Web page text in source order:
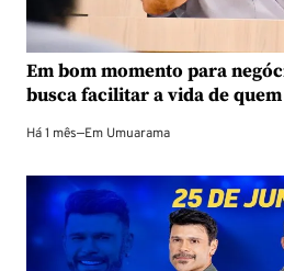
Em bom momento para
busca facilitar a vida de
Há 1 mês—Em Umuarama